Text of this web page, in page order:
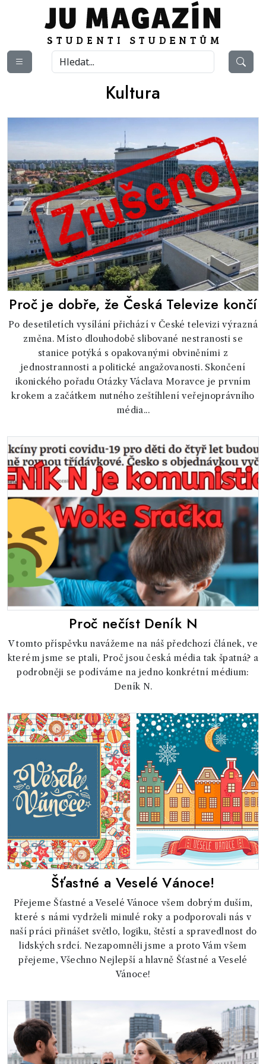
Kultura
Proč je dobře, že Česká Televize končí
Po desetiletích vysílání přichází v České televizi výrazná
změna. Místo dlouhodobě slibované nestranosti se
stanice potýká s opakovanými obviněními z
jednostrannosti a politické angažovanosti. Skončení
ikonického pořadu Otázky Václava Moravce je prvním
krokem a začátkem nutného zeštíhlení veřejnoprávního
média...
Proč nečíst Deník N
V tomto příspěvku navážeme na náš předchozí článek, ve
kterém jsme se ptali, Proč jsou česká média tak špatná? a
podrobněji se podíváme na jedno konkrétní médium:
Deník N.
Šťastné a Veselé Vánoce!
Přejeme Šťastné a Veselé Vánoce všem dobrým duším,
které s námi vydrželi minulé roky a podporovali nás v
naší práci přinášet světlo, logiku, štěstí a spravedlnost do
lidských srdcí. Nezapomněli jsme a proto Vám všem
přejeme, Všechno Nejlepší a hlavně Šťastné a Veselé
Vánoce!